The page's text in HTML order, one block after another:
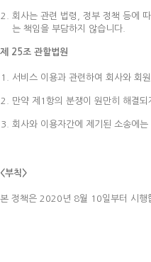
회사는 관련 법령, 정부 정책 등에
는 책임을 부담하지 않습니다.
제 25조 관할법원
서비스 이용과 관련하여 회사와 회
만약 제1항의 분쟁이 원만히 해결
회사와 이용자간에 제기된 소송에는
<부칙>
본 정책은 2020년 8월 10일부터 시행